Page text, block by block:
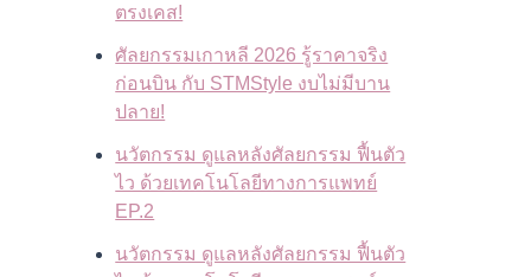
ตรงเคส!
ศัลยกรรมเกาหลี 2026 รู้ราคาจริง
ก่อนบิน กับ STMStyle งบไม่มีบาน
ปลาย!
นวัตกรรม ดูแลหลังศัลยกรรม ฟื้นตัว
ไว ด้วยเทคโนโลยีทางการแพทย์
EP.2
นวัตกรรม ดูแลหลังศัลยกรรม ฟื้นตัว